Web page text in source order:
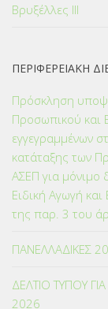
Βρυξέλλες ΙΙΙ
ΠΕΡΙΦΕΡΕΙΑΚΗ
Πρόσκληση
Προσωπικού και
εγγεγραμμένων
κατάταξης των
ΑΣΕΠ για μόνιμο
Ειδική Αγωγή
της παρ. 3 του
ΠΑΝΕΛΛΑΔΙΚΕΣ
ΔΕΛΤΙΟ ΤΥΠΟΥ
2026